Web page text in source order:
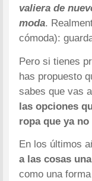
valiera de
moda.
cómoda):
Pero si tienes
has propuesto
sabes que vas
las opciones
ropa que ya
En los últimos
a las cosas
como una